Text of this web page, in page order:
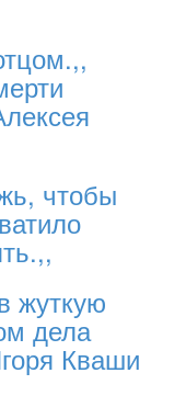
чтобы
жуткую
дела
Кваши